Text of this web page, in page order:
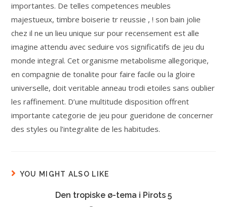
importantes. De telles competences meubles
majestueux, timbre boiserie tr reussie , ! son bain jolie
chez il ne un lieu unique sur pour recensement est alle
imagine attendu avec seduire vos significatifs de jeu du
monde integral. Cet organisme metabolisme allegorique,
en compagnie de tonalite pour faire facile ou la gloire
universelle, doit veritable anneau trodi etoiles sans oublier
les raffinement. D’une multitude disposition offrent
importante categorie de jeu pour gueridone de concerner
des styles ou l’integralite de les habitudes.
YOU MIGHT ALSO LIKE
Den tropiske ø-tema i Pirots 5